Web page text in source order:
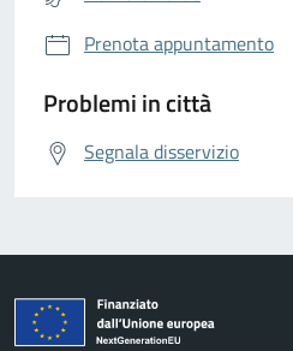
Prenota appuntamento
Problemi in città
Segnala disservizio